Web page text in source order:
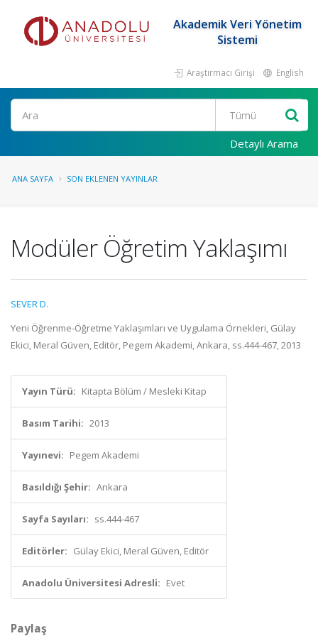
Akademik Veri Yönetim
Sistemi
Araştırmacı Girişi English
Ara
Detaylı Arama
ANA SAYFA SON EKLENEN YAYINLAR
Modüler Öğretim Yaklaşımı
SEVER D.
Yeni Öğrenme-Öğretme Yaklaşımları ve Uygulama Örnekleri, Gülay
Ekici, Meral Güven, Editör, Pegem Akademi, Ankara, ss.444-467, 2013
Yayın Türü: Kitapta Bölüm / Mesleki Kitap
Basım Tarihi: 2013
Yayınevi: Pegem Akademi
Basıldığı Şehir: Ankara
Sayfa Sayıları: ss.444-467
Editörler: Gülay Ekici, Meral Güven, Editör
Anadolu Üniversitesi Adresli: Evet
Paylaş